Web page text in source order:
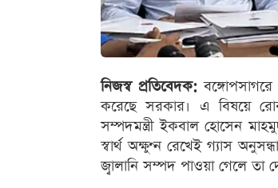
নিজস্ব প্রতিবেদক:
করেছে সরকার। এ বিষয়ে
সম্পদমন্ত্রী ইকবাল হোসেন
স্বার্থ অক্ষুণ্ন রেখেই গ্যাস
জ্বালানি সম্পদ পাওয়া গেলে তা